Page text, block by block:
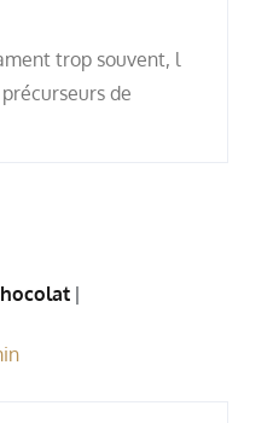
trop souvent, l
de